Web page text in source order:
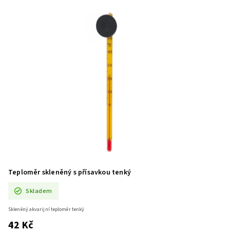
Teploměr skleněný s přísavkou tenký
Skladem
42 Kč
Skleněný akvarijní teploměr tenký